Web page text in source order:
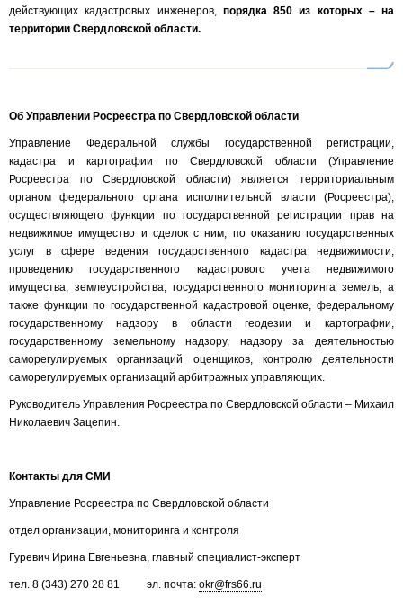
действующих кадастровых инженеров, порядка 850 из которых – на
территории Свердловской области.
Об Управлении Росреестра по Свердловской области
Управление Федеральной службы государственной регистрации,
кадастра и картографии по Свердловской области (Управление
Росреестра по Свердловской области) является территориальным
органом федерального органа исполнительной власти (Росреестра),
осуществляющего функции по государственной регистрации прав на
недвижимое имущество и сделок с ним, по оказанию государственных
услуг в сфере ведения государственного кадастра недвижимости,
проведению государственного кадастрового учета недвижимого
имущества, землеустройства, государственного мониторинга земель, а
также функции по государственной кадастровой оценке, федеральному
государственному надзору в области геодезии и картографии,
государственному земельному надзору, надзору за деятельностью
саморегулируемых организаций оценщиков, контролю деятельности
саморегулируемых организаций арбитражных управляющих.
Руководитель Управления Росреестра по Свердловской области – Михаил
Николаевич Зацепин.
Контакты для СМИ
Управление Росреестра по Свердловской области
отдел организации, мониторинга и контроля
Гуревич Ирина Евгеньевна, главный специалист-эксперт
тел. 8 (343) 270 28 81 эл. почта: okr@frs66.ru